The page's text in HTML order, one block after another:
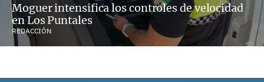
Moguer intensifica los controles de velocidad
en Los Puntales
REDACCIÓN